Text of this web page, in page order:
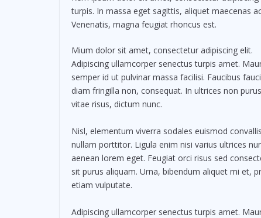
turpis. In massa eget sagittis, aliquet maecenas
Venenatis, magna feugiat rhoncus est.
Mium dolor sit amet, consectetur adipiscing elit.
Adipiscing ullamcorper senectus turpis amet.
semper id ut pulvinar massa facilisi. Faucibus
diam fringilla non, consequat. In ultrices non purus
vitae risus, dictum nunc.
Nisl, elementum viverra sodales euismod convallis
nullam porttitor. Ligula enim nisi varius ultrices
aenean lorem eget. Feugiat orci risus sed
sit purus aliquam. Urna, bibendum aliquet mi et,
etiam vulputate.
Adipiscing ullamcorper senectus turpis amet.